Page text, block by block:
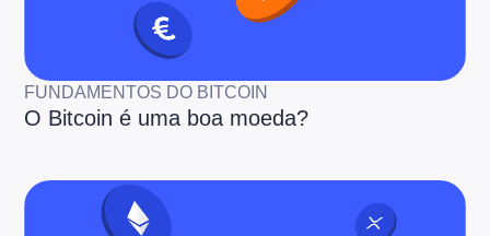
FUNDAMENTOS DO BITCOIN
O Bitcoin é uma boa moeda?